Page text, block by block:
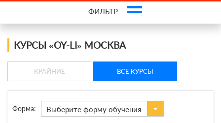
КУРСЫ «OY-LI» МОСКВА
КРАЙНИЕ ВСЕ КУРСЫ
Форма: Выберите форму обучения
ФИЛЬТР
клиентов